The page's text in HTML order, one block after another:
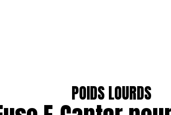
POIDS LOURDS